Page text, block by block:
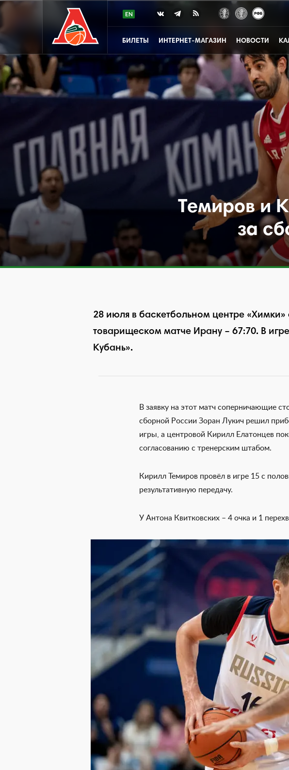
БИЛЕТЫ ИНТЕРНЕТ-МАГАЗИН НОВОСТИ
Темиров и
за
28 июля в баскетбольном центре
товарищеском матче Ирану – 67:70. В
Кубань».
В заявку на этот матч соперничающие
сборной России Зоран Лукич решил
игры, а центровой Кирилл Елатонцев
согласованию с тренерским штабом.
Кирилл Темиров провёл в игре 15 с
результативную передачу.
У Антона Квитковских – 4 очка и 1